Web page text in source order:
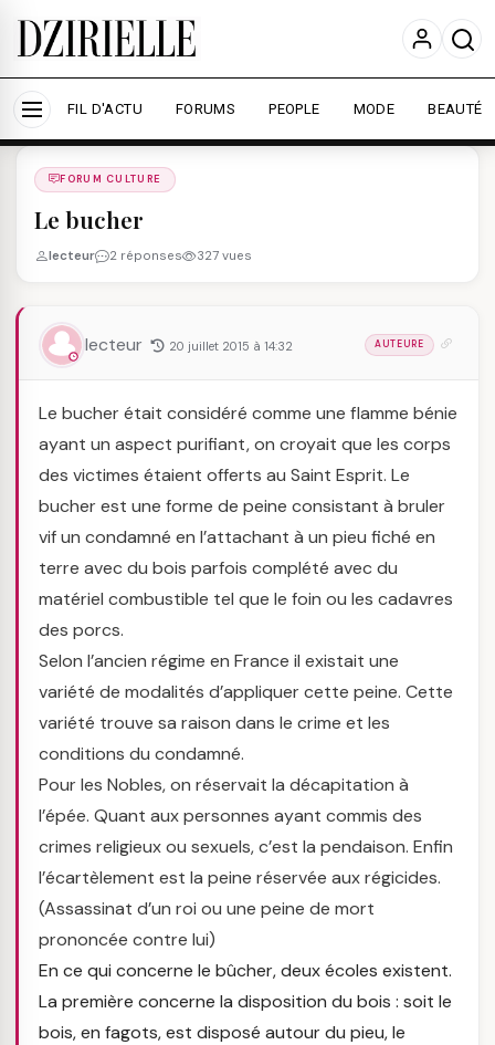
Nous utilisons des cookies pour améliorer votre
expérience et mesurer l'audience.
En savoir plus
Accepter tout Personnaliser
FIL D'ACTU FORUMS PEOPLE MODE BEAUTÉ
Forums
FORUM CULTURE
Le bucher
lecteur 2 réponses 327 vues
lecteur 20 juillet 2015 à 14:32 AUTEURE
Le bucher était considéré comme une flamme bénie
ayant un aspect purifiant, on croyait que les corps
des victimes étaient offerts au Saint Esprit. Le
bucher est une forme de peine consistant à bruler
vif un condamné en l’attachant à un pieu fiché en
terre avec du bois parfois complété avec du
matériel combustible tel que le foin ou les cadavres
des porcs.
Selon l’ancien régime en France il existait une
variété de modalités d’appliquer cette peine. Cette
variété trouve sa raison dans le crime et les
conditions du condamné.
Pour les Nobles, on réservait la décapitation à
l’épée. Quant aux personnes ayant commis des
crimes religieux ou sexuels, c’est la pendaison. Enfin
l’écartèlement est la peine réservée aux régicides.
(Assassinat d’un roi ou une peine de mort
prononcée contre lui)
En ce qui concerne le bûcher, deux écoles existent.
La première concerne la disposition du bois : soit le
bois, en fagots, est disposé autour du pieu, le